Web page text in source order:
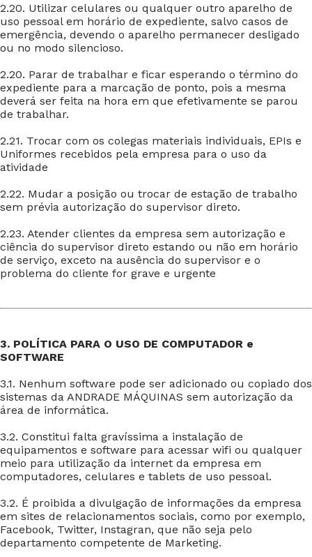
2.20. Utilizar celulares ou qualquer outro aparelho de
uso pessoal em horário de expediente, salvo casos de
emergência, devendo o aparelho permanecer desligado
ou no modo silencioso.
2.20. Parar de trabalhar e ficar esperando o término do
expediente para a marcação de ponto, pois a mesma
deverá ser feita na hora em que efetivamente se parou
de trabalhar.
2.21. Trocar com os colegas materiais individuais, EPIs e
Uniformes recebidos pela empresa para o uso da
atividade
2.22. Mudar a posição ou trocar de estação de trabalho
sem prévia autorização do supervisor direto.
2.23. Atender clientes da empresa sem autorização e
ciência do supervisor direto estando ou não em horário
de serviço, exceto na ausência do supervisor e o
problema do cliente for grave e urgente
3. POLÍTICA PARA O USO DE COMPUTADOR e
SOFTWARE
3.1. Nenhum software pode ser adicionado ou copiado dos
sistemas da ANDRADE MÁQUINAS sem autorização da
área de informática.
3.2. Constitui falta gravíssima a instalação de
equipamentos e software para acessar wifi ou qualquer
meio para utilização da internet da empresa em
computadores, celulares e tablets de uso pessoal.
3.2. É proibida a divulgação de informações da empresa
em sites de relacionamentos sociais, como por exemplo,
Facebook, Twitter, Instagran, que não seja pelo
departamento competente de Marketing.